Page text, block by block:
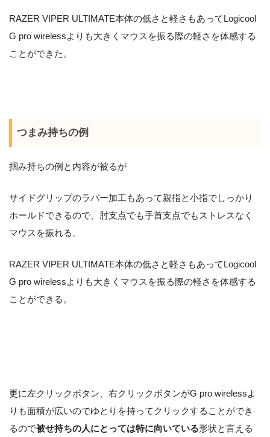
RAZER VIPER ULTIMATE本体の低さと軽さもあってLogicool
G pro wirelessよりも大きくマウスを振る際の軽さを体感する
ことができた。
つまみ持ちの例
掴み持ちの例と内容が被るが
サイドグリップのラバー加工もあって親指と小指でしっかり
ホールドできるので、肘支点でも手首支点でもストレスなく
マウスを振れる。
RAZER VIPER ULTIMATE本体の低さと軽さもあってLogicool
G pro wirelessよりも大きくマウスを振る際の軽さを体感する
ことができる。
更に左クリックボタン、右クリックボタンがG pro wirelessよ
りも面積が広いのでゆとりを持ってクリックすることができ
るので被せ持ちの人にとっては特に向いている形状と言える